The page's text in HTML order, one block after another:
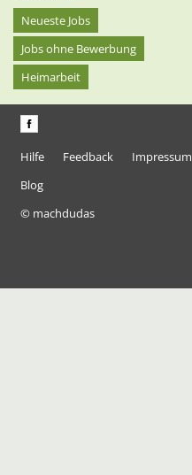
Neueste Jobs
Jobs ohne Bewerbung
Heimarbeit
Hilfe Feedback Impressum
Blog
© machdudas